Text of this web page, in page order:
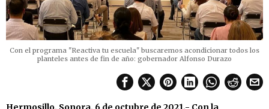
Con el programa "Reactiva tu escuela" buscaremos acondicionar todos los
planteles antes de fin de año: gobernador Alfonso Durazo